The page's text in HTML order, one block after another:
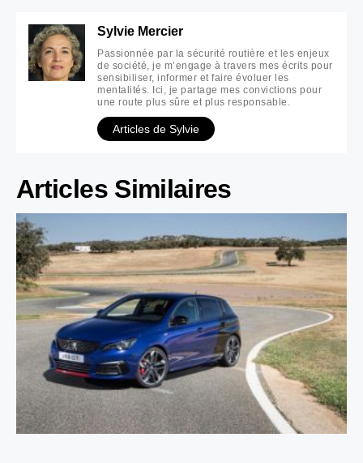
Sylvie Mercier
Passionnée par la sécurité routière et les enjeux
de société, je m’engage à travers mes écrits pour
sensibiliser, informer et faire évoluer les
mentalités. Ici, je partage mes convictions pour
une route plus sûre et plus responsable.
Articles de Sylvie
Articles Similaires